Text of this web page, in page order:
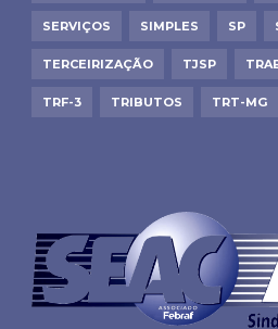
SERVIÇOS SIMPLES SP
TERCEIRIZAÇÃO TJSP
TRF-3 TRIBUTOS TRT-MG